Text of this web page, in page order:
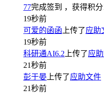
77完成签到 ，获得积分
19秒前
可爱的函函 上传了应助
19秒前
科研通AI6.2 上传了应
21秒前
彭于晏 上传了应助文件
21秒前